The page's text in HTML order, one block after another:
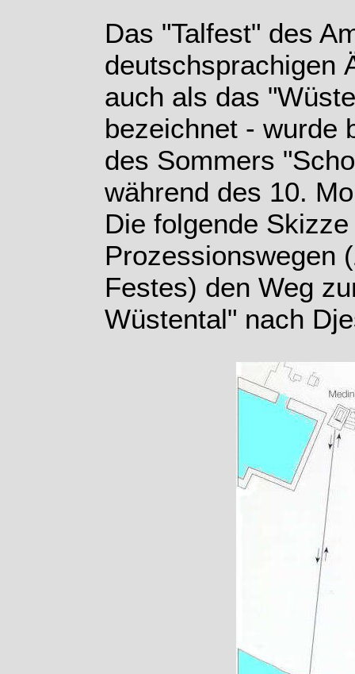
Das "Talfest" des
deutschsprachigen
auch als das
bezeichnet - wurde
des Sommers
während des 10.
Die folgende
Prozessionswegen
Festes) den Weg
Wüstental" nach